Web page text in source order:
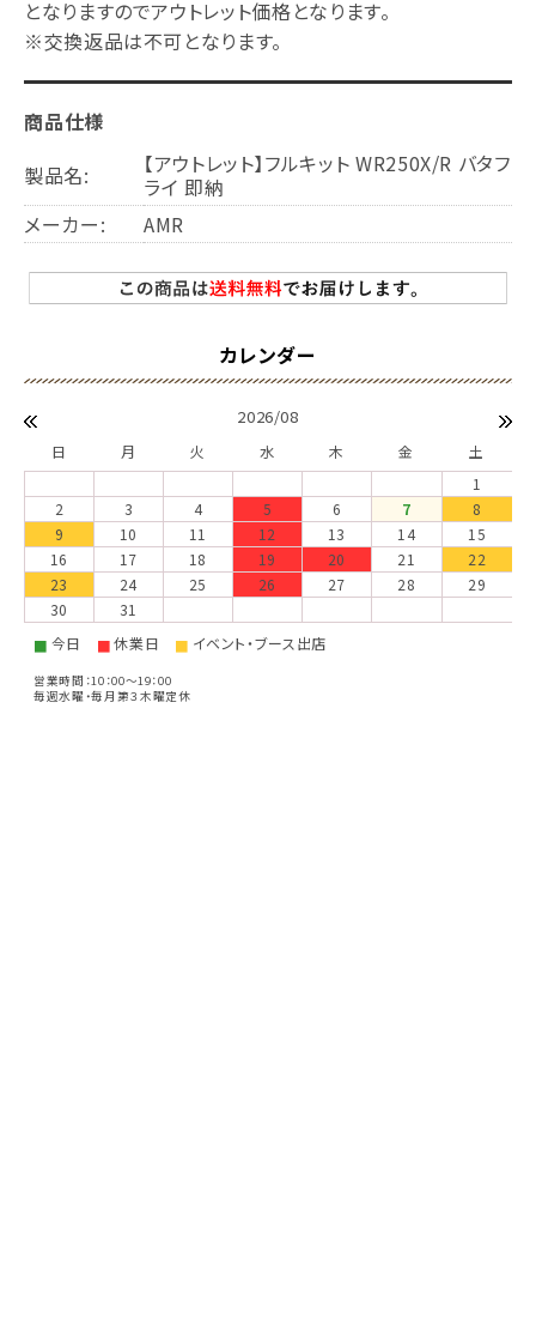
となりますのでアウトレット価格となります。
※交換返品は不可となります。
商品仕様
製品名:
【アウトレット】フルキット WR250X/R バタフ
ライ 即納
メーカー:
AMR
2026/08
日 月 火 水 木 金
土
1
2
3 4 5 6 7
8
9
10 11 12 13 14
15
16
17 18 19 20 21
22
23
24 25 26 27 28
29
30
31
■ 今日 ■休業日 ■ イベント・ブース出店
営業時間：10：00～19：00
毎週水曜・毎月第３木曜定休